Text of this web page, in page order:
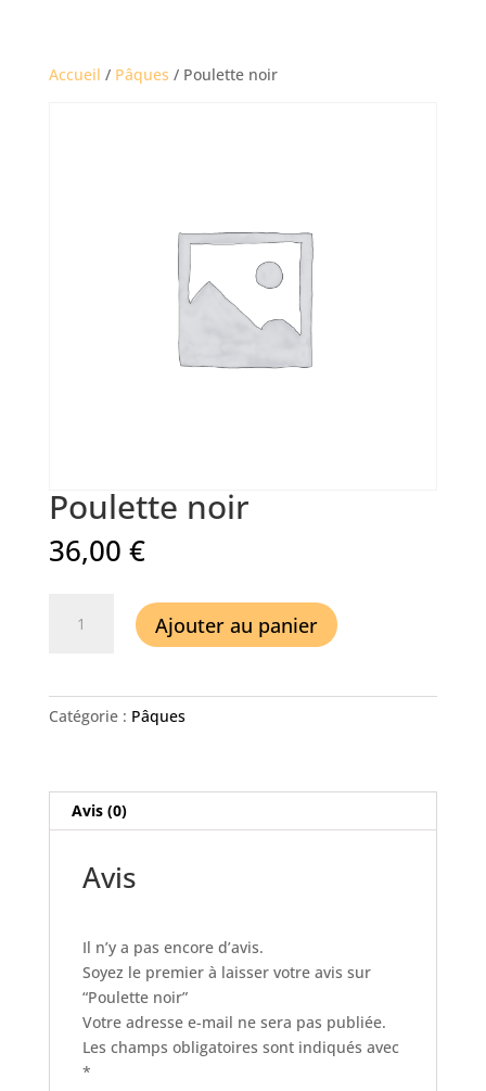
Accueil / Pâques / Poulette noir
Poulette noir
36,00 €
Ajouter au panier
Catégorie : Pâques
Avis (0)
Avis
Il n’y a pas encore d’avis.
Soyez le premier à laisser votre avis sur
“Poulette noir”
Votre adresse e-mail ne sera pas publiée.
Les champs obligatoires sont indiqués avec
*